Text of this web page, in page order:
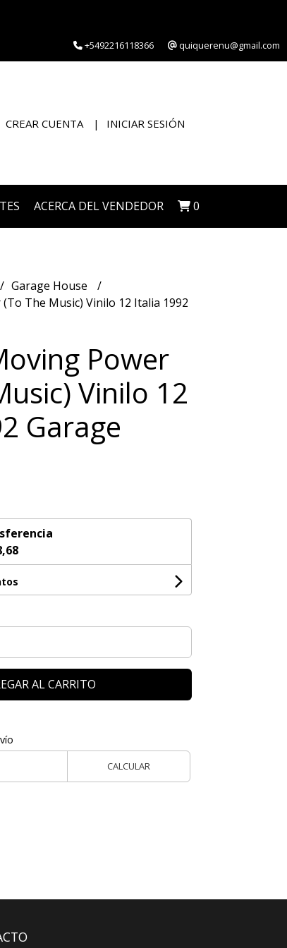
+5492216118366 quiquerenu@gmail.com
CREAR CUENTA INICIAR SESIÓN
ACERCA DEL VENDEDOR 0
Garage House
The Music) Vinilo 12 Italia 1992
Power
Vinilo 12
Garage
AL CARRITO
CALCULAR